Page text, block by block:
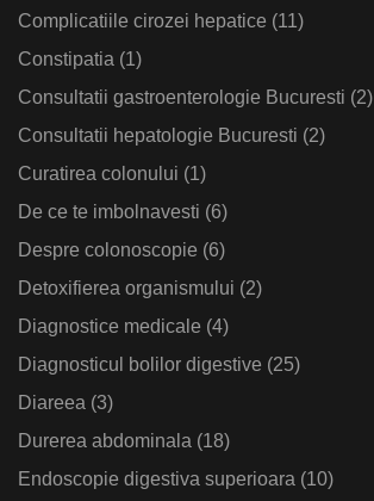
Complicatiile cirozei hepatice (11)
Constipatia (1)
Consultatii gastroenterologie Bucuresti (2)
Consultatii hepatologie Bucuresti (2)
Curatirea colonului (1)
De ce te imbolnavesti (6)
Despre colonoscopie (6)
Detoxifierea organismului (2)
Diagnostice medicale (4)
Diagnosticul bolilor digestive (25)
Diareea (3)
Durerea abdominala (18)
Endoscopie digestiva superioara (10)